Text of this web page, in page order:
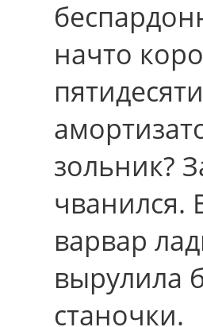
начто
зольник?
чванился.
варвар
вырулила
станочки.